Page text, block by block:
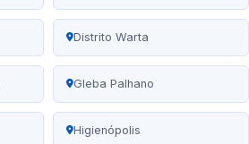
Distrito Warta
Gleba Palhano
Higienópolis